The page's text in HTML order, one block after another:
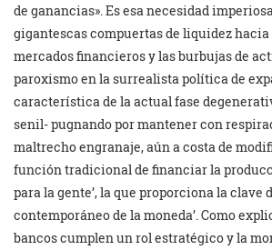
de ganancias». Es esa necesidad
gigantescas compuertas de liquidez hacia
mercados financieros y las burbujas de
paroxismo en la surrealista política de
característica de la actual fase
senil- pugnando por mantener con
maltrecho engranaje, aún a costa de
función tradicional de financiar la
para la gente’, la que proporciona la clave
contemporáneo de la moneda’. Como
bancos cumplen un rol estratégico y la